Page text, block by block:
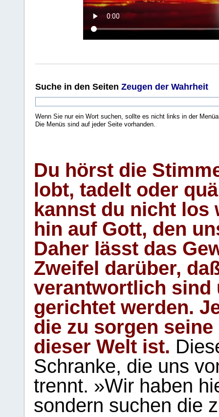
Suche in den Seiten Zeugen der Wahrheit
Wenn Sie nur ein Wort suchen, sollte es nicht links in der
Die Menüs sind auf jeder Seite vorhanden.
Du hörst die
lobt, tadelt oder
kannst du nicht los
hin auf Gott, den
Daher lässt das
Zweifel darüber,
verantwortlich sind
gerichtet werden.
die zu sorgen
dieser Welt ist.
Schranke, die uns
trennt. »Wir haben
sondern suchen die